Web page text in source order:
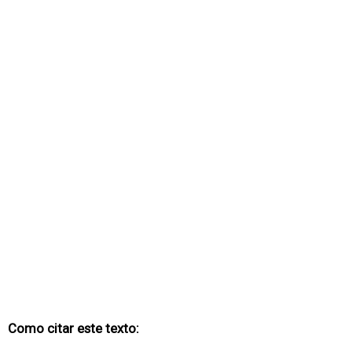
Como citar este texto: